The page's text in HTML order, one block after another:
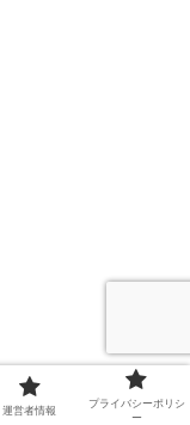
運営者情報
プライバシーポリシ
ー